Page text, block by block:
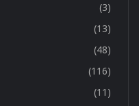
(3)
(13)
(48)
(116)
(11)